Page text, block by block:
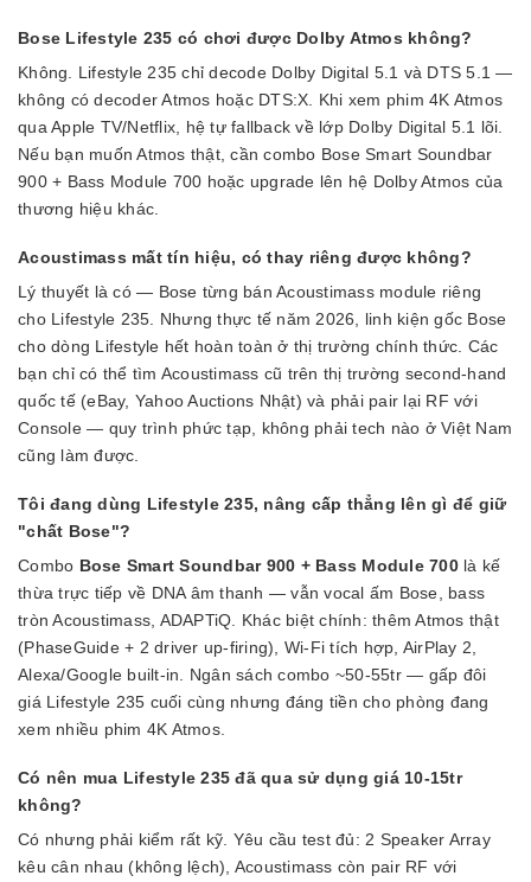
Bose Lifestyle 235 có chơi được Dolby Atmos không?
Không. Lifestyle 235 chỉ decode Dolby Digital 5.1 và DTS 5.1 —
không có decoder Atmos hoặc DTS:X. Khi xem phim 4K Atmos
qua Apple TV/Netflix, hệ tự fallback về lớp Dolby Digital 5.1 lõi.
Nếu bạn muốn Atmos thật, cần combo Bose Smart Soundbar
900 + Bass Module 700 hoặc upgrade lên hệ Dolby Atmos của
thương hiệu khác.
Acoustimass mất tín hiệu, có thay riêng được không?
Lý thuyết là có — Bose từng bán Acoustimass module riêng
cho Lifestyle 235. Nhưng thực tế năm 2026, linh kiện gốc Bose
cho dòng Lifestyle hết hoàn toàn ở thị trường chính thức. Các
bạn chỉ có thể tìm Acoustimass cũ trên thị trường second-hand
quốc tế (eBay, Yahoo Auctions Nhật) và phải pair lại RF với
Console — quy trình phức tạp, không phải tech nào ở Việt Nam
cũng làm được.
Tôi đang dùng Lifestyle 235, nâng cấp thẳng lên gì để giữ
"chất Bose"?
Combo Bose Smart Soundbar 900 + Bass Module 700là kế
thừa trực tiếp về DNA âm thanh — vẫn vocal ấm Bose, bass
tròn Acoustimass, ADAPTiQ. Khác biệt chính: thêm Atmos thật
(PhaseGuide + 2 driver up-firing), Wi-Fi tích hợp, AirPlay 2,
Alexa/Google built-in. Ngân sách combo ~50-55tr — gấp đôi
giá Lifestyle 235 cuối cùng nhưng đáng tiền cho phòng đang
xem nhiều phim 4K Atmos.
Có nên mua Lifestyle 235 đã qua sử dụng giá 10-15tr
không?
Có nhưng phải kiểm rất kỹ. Yêu cầu test đủ: 2 Speaker Array
kêu cân nhau (không lệch), Acoustimass còn pair RF với